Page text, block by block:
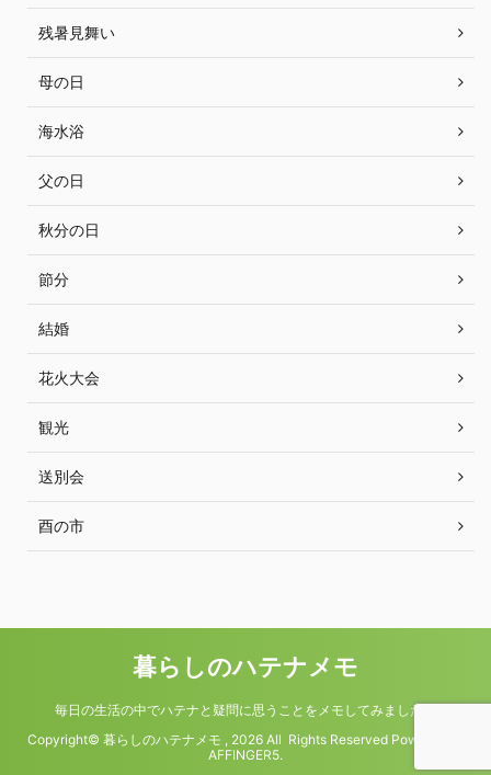
残暑見舞い
母の日
海水浴
父の日
秋分の日
節分
結婚
花火大会
観光
送別会
酉の市
暮らしのハテナメモ
毎日の生活の中でハテナと疑問に思うことをメモしてみました。
Copyright© 暮らしのハテナメモ , 2026 All Rights Reserved Powered by
AFFINGER5.